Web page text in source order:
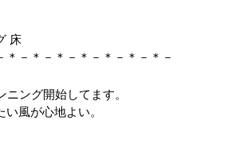
床
－＊－＊－＊－＊－＊－＊－
ング開始してます。
風が心地よい。